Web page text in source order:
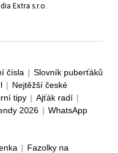
Extra s.r.o.
čísla | Slovník puberťáků
| Nejtěžší české
tipy | Ajťák radí |
2026 | WhatsApp
| Fazolky na